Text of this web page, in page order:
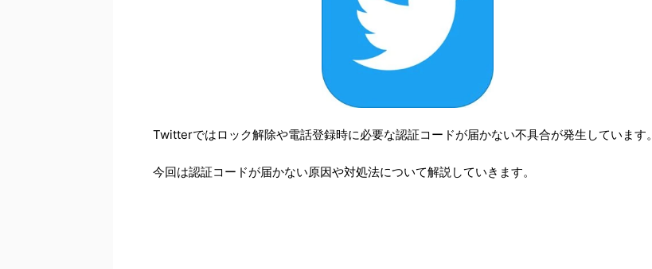
Twitterではロック解除や電話登録時に必要な認証コードが届かない不具合が発生しています。
今回は認証コードが届かない原因や対処法について解説していきます。